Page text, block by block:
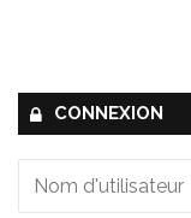
CONNEXION